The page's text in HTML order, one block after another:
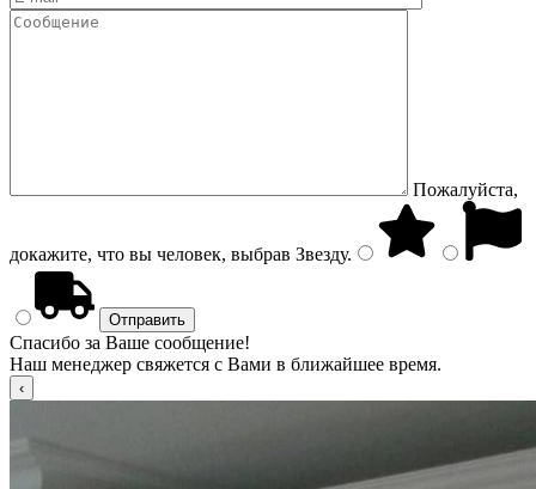
Пожалуйста,
докажите, что вы человек, выбрав Звезду.
Спасибо за Ваше сообщение!
Наш менеджер свяжется с Вами в ближайшее время.